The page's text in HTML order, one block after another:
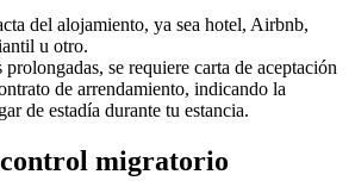
del alojamiento, ya sea hotel, Airbnb,
u otro.
prolongadas, se requiere carta de aceptación
de arrendamiento, indicando la
de estadía durante tu estancia.
migratorio